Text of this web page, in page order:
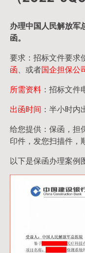
办理中国人民解放军
函。
要求：招标文件要求
函 、或者国企担保公
所需资料 ：招标文
出函时间 ：半小时内
给您提供：保函，担
印件，发您扫描件，
以下是保函办理案例